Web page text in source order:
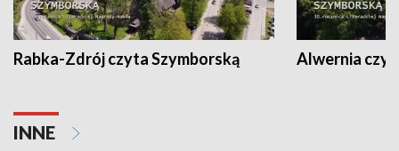
Rabka-Zdrój czyta Szymborską Alwernia
INNE